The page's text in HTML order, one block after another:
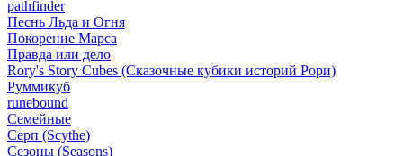
pathfinder
Песнь Льда и Огня
Покорение Марса
Правда или дело
Rory's Story Cubes (Сказочные кубики историй Рори)
Руммикуб
runebound
Семейные
Серп (Scythe)
Сезоны (Seasons)